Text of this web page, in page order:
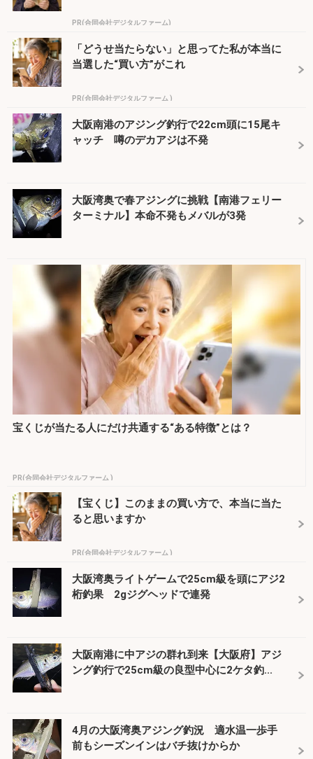
PR(合同会社デジタルファーム)
「どうせ当たらない」と思ってた私が本当に
当選した“買い方”がこれ
PR(合同会社デジタルファーム )
大阪南港のアジング釣行で22cm頭に15尾キ
ャッチ 噂のデカアジは不発
大阪湾奥で春アジングに挑戦【南港フェリー
ターミナル】本命不発もメバルが3発
宝くじが当たる人にだけ共通する“ある特徴”とは？
PR(合同会社デジタルファーム )
【宝くじ】このままの買い方で、本当に当た
ると思いますか
PR(合同会社デジタルファーム )
大阪湾奥ライトゲームで25cm級を頭にアジ2
桁釣果 2gジグヘッドで連発
大阪南港に中アジの群れ到来【大阪府】アジ
ング釣行で25cm級の良型中心に2ケタ釣...
4月の大阪湾奥アジング釣況 適水温一歩手
前もシーズンインはバチ抜けからか